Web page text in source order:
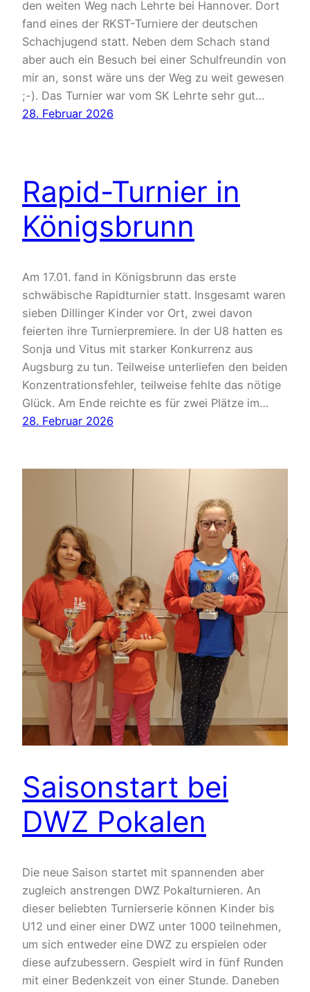
den weiten Weg nach Lehrte bei Hannover. Dort
fand eines der RKST-Turniere der deutschen
Schachjugend statt. Neben dem Schach stand
aber auch ein Besuch bei einer Schulfreundin von
mir an, sonst wäre uns der Weg zu weit gewesen
;-). Das Turnier war vom SK Lehrte sehr gut…
28. Februar 2026
Rapid-Turnier in
Königsbrunn
Am 17.01. fand in Königsbrunn das erste
schwäbische Rapidturnier statt. Insgesamt waren
sieben Dillinger Kinder vor Ort, zwei davon
feierten ihre Turnierpremiere. In der U8 hatten es
Sonja und Vitus mit starker Konkurrenz aus
Augsburg zu tun. Teilweise unterliefen den beiden
Konzentrationsfehler, teilweise fehlte das nötige
Glück. Am Ende reichte es für zwei Plätze im…
28. Februar 2026
Saisonstart bei
DWZ Pokalen
Die neue Saison startet mit spannenden aber
zugleich anstrengen DWZ Pokalturnieren. An
dieser beliebten Turnierserie können Kinder bis
U12 und einer einer DWZ unter 1000 teilnehmen,
um sich entweder eine DWZ zu erspielen oder
diese aufzubessern. Gespielt wird in fünf Runden
mit einer Bedenkzeit von einer Stunde. Daneben